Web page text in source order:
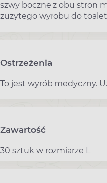
szwy boczne z obu stron
zużytego wyrobu do
Ostrzeżenia
To jest wyrób medyczny.
Zawartość
30 sztuk w rozmiarze L